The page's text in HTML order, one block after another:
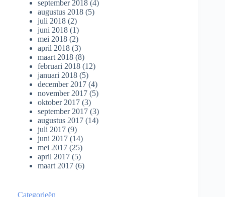
september 2018 (4)
augustus 2018 (5)
juli 2018 (2)
juni 2018 (1)
mei 2018 (2)
april 2018 (3)
maart 2018 (8)
februari 2018 (12)
januari 2018 (5)
december 2017 (4)
november 2017 (5)
oktober 2017 (3)
september 2017 (3)
augustus 2017 (14)
juli 2017 (9)
juni 2017 (14)
mei 2017 (25)
april 2017 (5)
maart 2017 (6)
Categorieën